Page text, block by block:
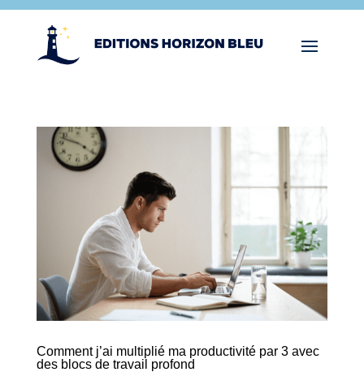
Comment j’ai multiplié ma productivité par 3 avec
des blocs de travail profond